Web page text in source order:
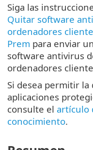
Siga las
Quitar software
ordenadores cliente
Prem para enviar
software antivirus
ordenadores
Si desea permitir la
aplicaciones
consulte el artículo
conocimiento.